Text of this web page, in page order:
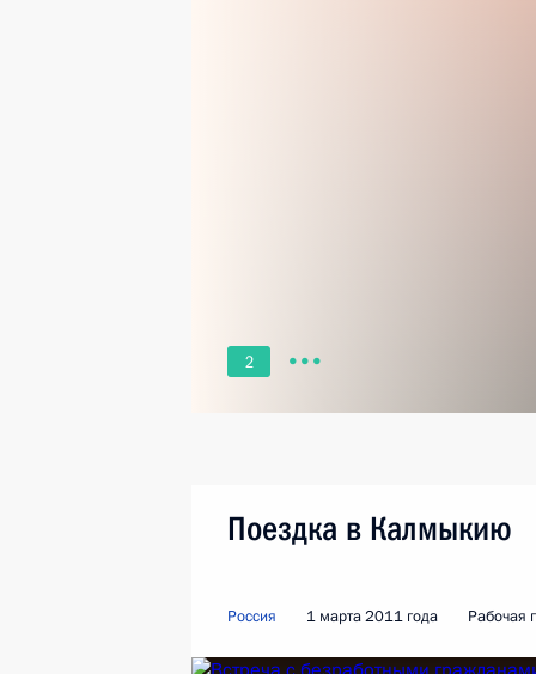
2
Поездка в Калмыкию
Россия 1 марта 2011 года Рабочая